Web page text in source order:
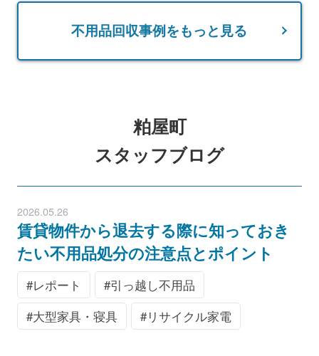
不用品回収事例をもっと見る
粕屋町
スタッフブログ
2026.05.26
賃貸物件から退去する際に知っておき
たい不用品処分の注意点とポイント
レポート
引っ越し不用品
大型家具・寝具
リサイクル家電